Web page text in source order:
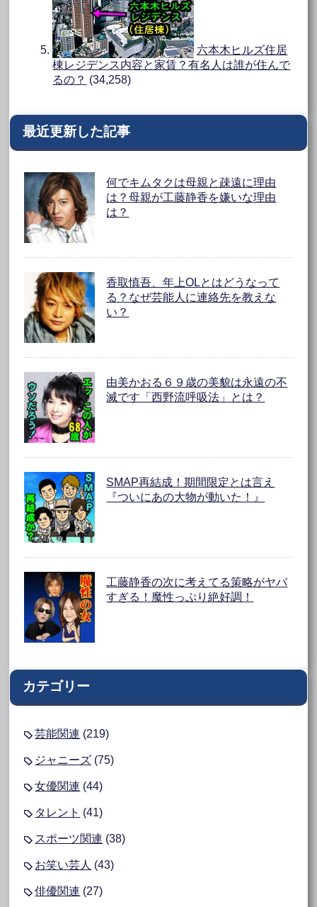
六本木ヒルズ住居
棟レジデンス内容と家賃？有名人は誰が住んで
るの？ (34,258)
最近更新した記事
何でキムタクは母親と疎遠に理由
は？母親が工藤静香を嫌いな理由
は？
香取慎吾、年上OLとはどうなって
る？なぜ芸能人に連絡先を教えな
い？
由美かおる６９歳の美貌は永遠の不
滅です「西野流呼吸法」とは？
SMAP再結成！期間限定とは言え
『ついにあの大物が動いた！』
工藤静香の次に考えてる策略がヤバ
すぎる！魔性っぷり絶好調！
カテゴリー
芸能関連 (219)
ジャニーズ (75)
女優関連 (44)
タレント (41)
スポーツ関連 (38)
お笑い芸人 (43)
俳優関連 (27)